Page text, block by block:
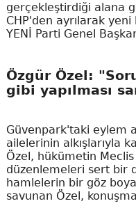
gerçekleştirdiği alana
CHP'den ayrılarak
YENİ Parti Genel
Özgür Özel:
gibi yapılması
Güvenpark'taki eylem
ailelerinin alkışlarıyla
Özel, hükümetin
düzenlemeleri sert bir
hamlelerin bir göz
savunan Özel,